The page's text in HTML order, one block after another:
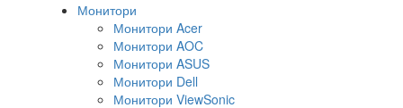
Монитори
Монитори Acer
Монитори AOC
Монитори ASUS
Монитори Dell
Монитори ViewSonic